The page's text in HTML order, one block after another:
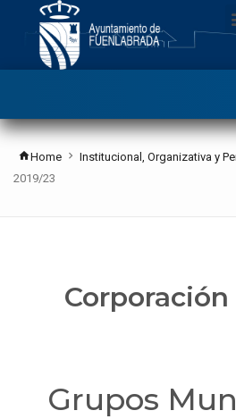
Home Institucional, Organizativa y
2019/23
Corporación
Grupos